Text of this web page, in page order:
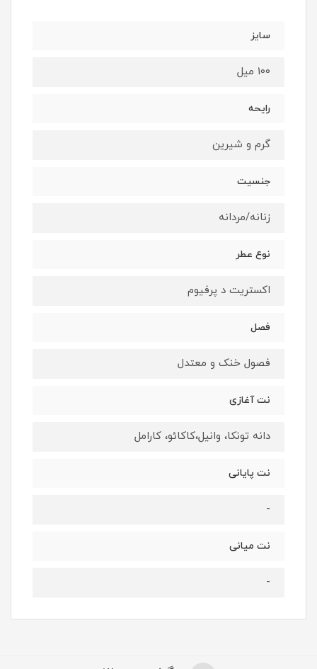
سایز
100 میل
رایحه
گرم و شیرین
جنسیت
زنانه/مردانه
نوع عطر
اکستریت د پرفیوم
فصل
فصول خنک و معتدل
نت آغازی
دانه تونکا، وانیل،کاکائو، کارامل
نت پایانی
-
نت میانی
-